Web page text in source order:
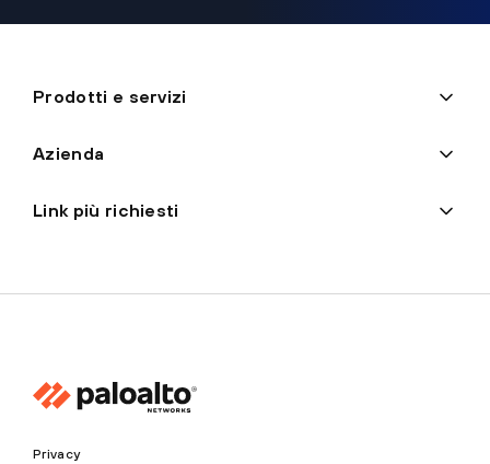
Prodotti e servizi
Azienda
Link più richiesti
Privacy